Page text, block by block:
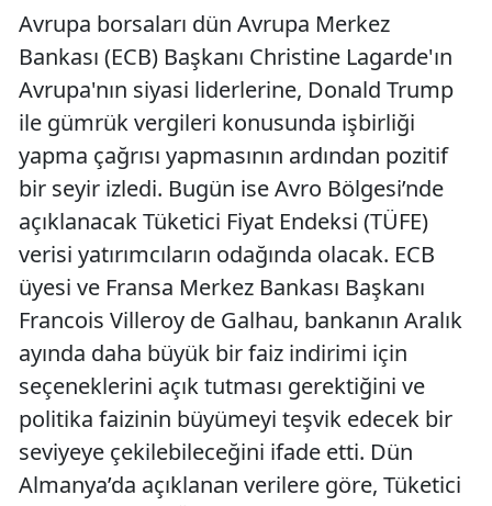
Avrupa borsaları dün Avrupa Merkez
Bankası (ECB) Başkanı Christine Lagarde'ın
Avrupa'nın siyasi liderlerine, Donald Trump
ile gümrük vergileri konusunda işbirliği
yapma çağrısı yapmasının ardından pozitif
bir seyir izledi. Bugün ise Avro Bölgesi’nde
açıklanacak Tüketici Fiyat Endeksi (TÜFE)
verisi yatırımcıların odağında olacak. ECB
üyesi ve Fransa Merkez Bankası Başkanı
Francois Villeroy de Galhau, bankanın Aralık
ayında daha büyük bir faiz indirimi için
seçeneklerini açık tutması gerektiğini ve
politika faizinin büyümeyi teşvik edecek bir
seviyeye çekilebileceğini ifade etti. Dün
Almanya’da açıklanan verilere göre, Tüketici